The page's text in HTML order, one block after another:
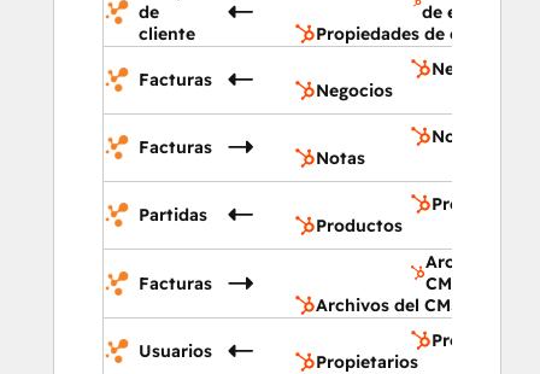
de
cliente
de empresa
Propiedades de empresa
Facturas
Negocios
Negocios
Facturas
Notas
Notas
Partidas
Productos
Productos
Facturas
Archivos del
CMS
Archivos del CMS
Usuarios
Propietarios
Propietarios